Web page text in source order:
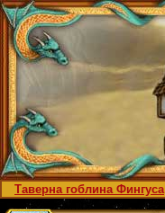
Таверна гоблина Фингуса